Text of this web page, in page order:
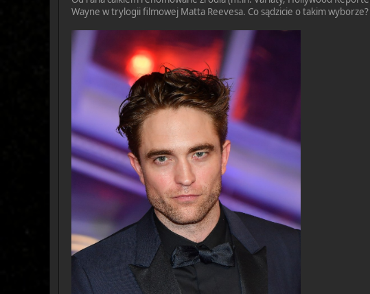
Wayne w trylogii filmowej Matta Reevesa. Co sądzicie o takim wyborze?